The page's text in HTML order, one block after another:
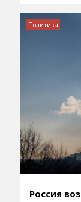
Россия
Политика